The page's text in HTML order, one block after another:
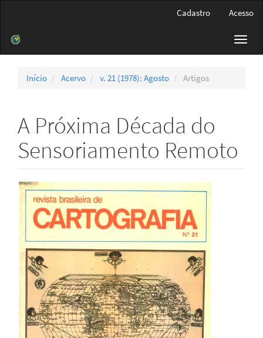
Barra
Cadastro Acesso
Início Acervo v. 21 (1978): Agosto Artigos
A Próxima Década do
Sensoriamento Remoto
Barra
lateral
de
artigos